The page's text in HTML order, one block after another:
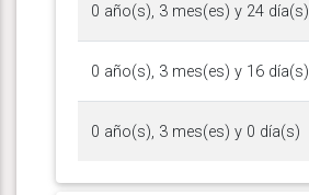
0 año(s), 3 mes(es) y 24 día(s)
0 año(s), 3 mes(es) y 16 día(s)
0 año(s), 3 mes(es) y 0 día(s)